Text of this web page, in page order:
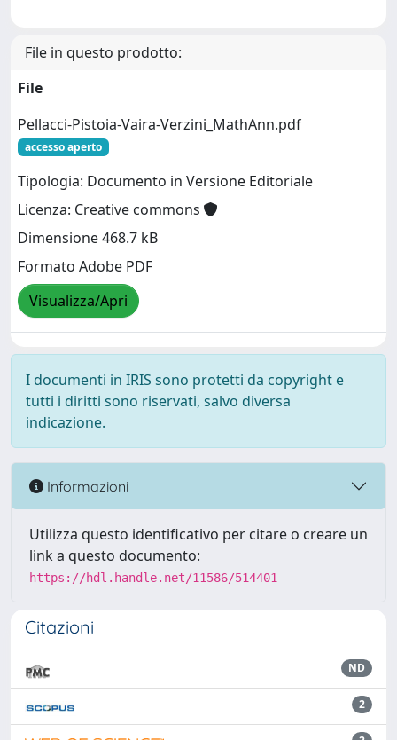
File in questo prodotto:
File
Pellacci-Pistoia-Vaira-Verzini_MathAnn.pdf
accesso aperto
Tipologia: Documento in Versione Editoriale
Licenza: Creative commons
Dimensione 468.7 kB
Formato Adobe PDF
Visualizza/Apri
I documenti in IRIS sono protetti da copyright e
tutti i diritti sono riservati, salvo diversa
indicazione.
Informazioni
Utilizza questo identificativo per citare o creare un
link a questo documento:
https://hdl.handle.net/11586/514401
Citazioni
ND
2